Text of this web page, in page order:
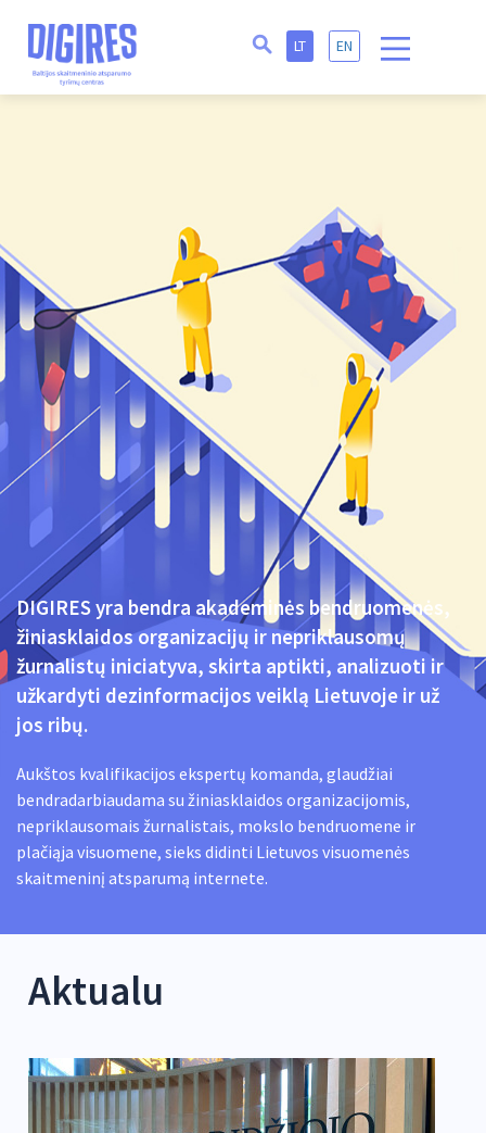
LT EN
DIGIRES yra bendra akademinės bendruomenės,
žiniasklaidos organizacijų ir nepriklausomų
žurnalistų iniciatyva, skirta aptikti, analizuoti ir
užkardyti dezinformacijos veiklą Lietuvoje ir už
jos ribų.
Aukštos kvalifikacijos ekspertų komanda, glaudžiai
bendradarbiaudama su žiniasklaidos organizacijomis,
nepriklausomais žurnalistais, mokslo bendruomene ir
plačiąja visuomene, sieks didinti Lietuvos visuomenės
skaitmeninį atsparumą internete.
Aktualu